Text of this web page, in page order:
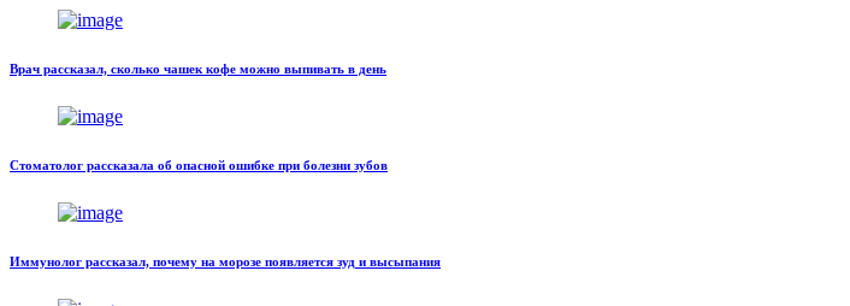
Врач рассказал, сколько чашек кофе можно выпивать в день
Стоматолог рассказала об опасной ошибке при болезни зубов
Иммунолог рассказал, почему на морозе появляется зуд и высыпания